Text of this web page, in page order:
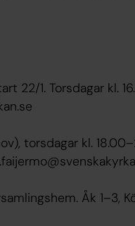
22/1. Torsdagar kl.
torsdagar kl.
Åk 1–3,